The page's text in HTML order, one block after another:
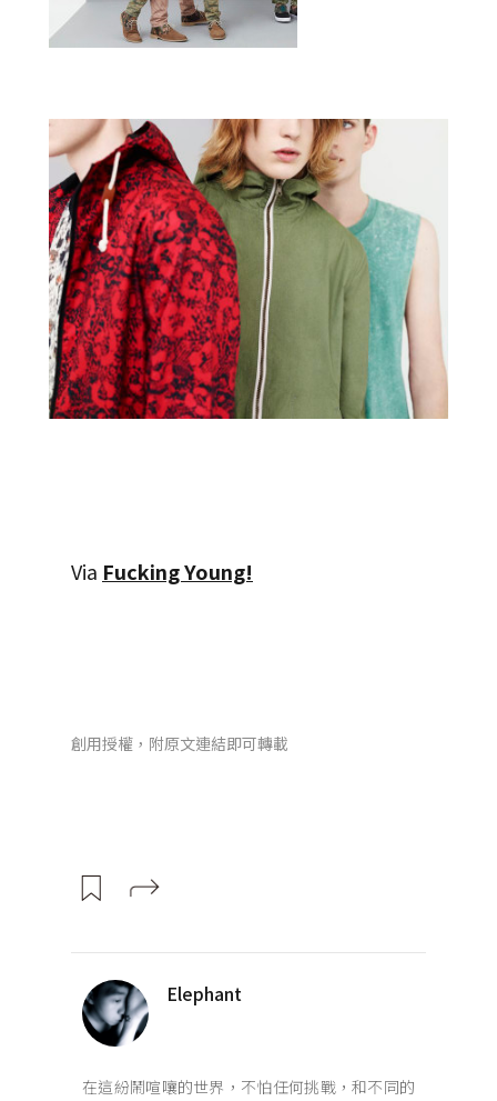
Via Fucking Young!
創用授權，附原文連結即可轉載
Elephant
在這紛鬧喧嚷的世界，不怕任何挑戰，和不同的